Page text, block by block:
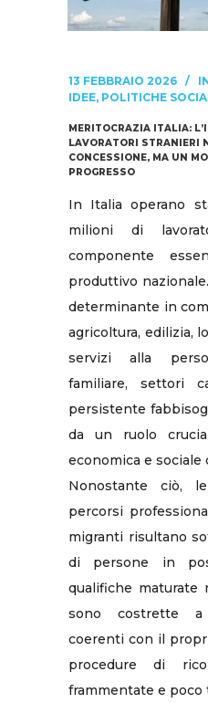
13 FEBBRAIO 2026
IDEE, POLITICHE
MERITOCRAZIA ITALIA:
LAVORATORI STRANIERI
CONCESSIONE, MA UN
PROGRESSO
In Italia operano
milioni di
componente
produttivo
determinante in
agricoltura, edilizia,
servizi alla
familiare, settori
persistente
da un ruolo
economica e sociale
Nonostante ciò,
percorsi
migranti risultano
di persone in
qualifiche maturate
sono costrette a
coerenti con il
procedure di
frammentate e poco